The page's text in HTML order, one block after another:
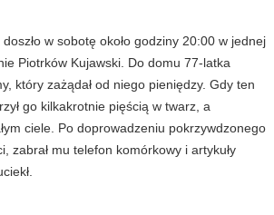
w sobotę około godziny 20:00 w jednej
Piotrków Kujawski. Do domu 77-latka
który zażądał od niego pieniędzy. Gdy ten
go kilkakrotnie pięścią w twarz, a
ciele. Po doprowadzeniu pokrzywdzonego
zabrał mu telefon komórkowy i artykuły